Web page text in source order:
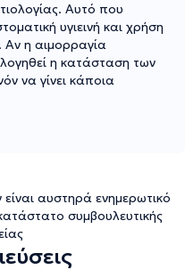
Αυτό που
υγιεινή και χρήση
Αν η αιμορραγία
η κατάσταση των
να γίνει κάποια
αυστηρά ενημερωτικό
συμβουλευτικής